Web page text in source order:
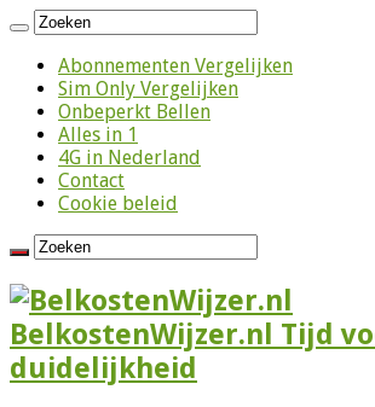
Abonnementen Vergelijken
Sim Only Vergelijken
Onbeperkt Bellen
Alles in 1
4G in Nederland
Contact
Cookie beleid
BelkostenWijzer.nl Tijd
duidelijkheid